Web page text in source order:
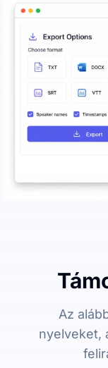
Az
nyelveket,